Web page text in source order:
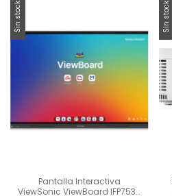
Sin stock
Pantalla Interactiva
ViewSonic ViewBoard IFP7534
Sin stock